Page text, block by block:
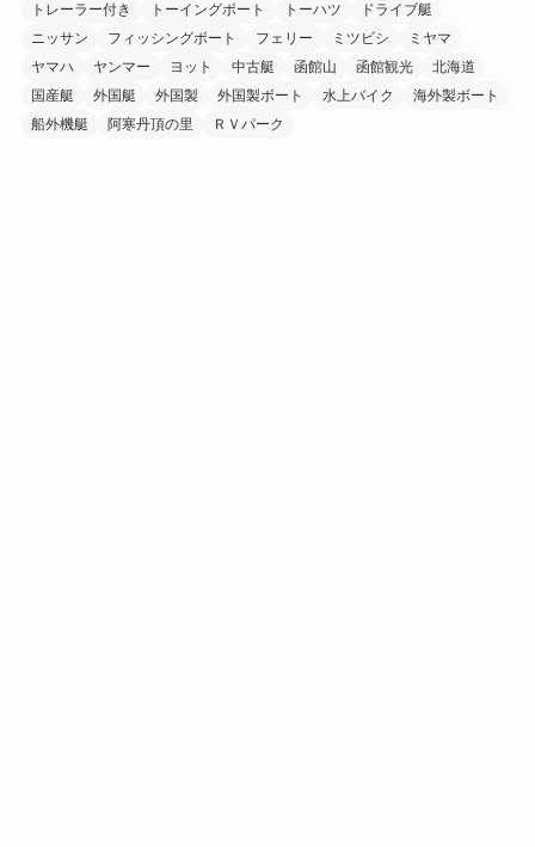
トレーラー付き
トーイングボート トーハツ
ドライブ艇
ニッサン
フィッシングボート フェリー ミツビシ
ミヤマ
ヤマハ
ヤンマー ヨット 中古艇 函館山 函館観光
北海道
国産艇
外国艇 外国製 外国製ボート 水上バイク
海外製ボート
船外機艇
阿寒丹頂の里 ＲＶパーク